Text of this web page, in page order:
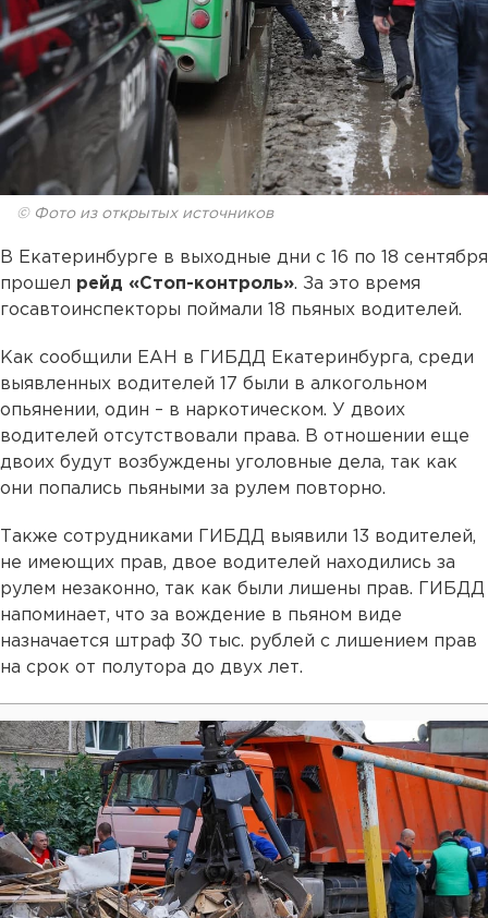
© Фото из открытых источников
В Екатеринбурге в выходные дни с 16 по 18 сентября
прошел рейд «Стоп-контроль». За это время
госавтоинспекторы поймали 18 пьяных водителей.
Как сообщили ЕАН в ГИБДД Екатеринбурга, среди
выявленных водителей 17 были в алкогольном
опьянении, один – в наркотическом. У двоих
водителей отсутствовали права. В отношении еще
двоих будут возбуждены уголовные дела, так как
они попались пьяными за рулем повторно.
Также сотрудниками ГИБДД выявили 13 водителей,
не имеющих прав, двое водителей находились за
рулем незаконно, так как были лишены прав. ГИБДД
напоминает, что за вождение в пьяном виде
назначается штраф 30 тыс. рублей с лишением прав
на срок от полутора до двух лет.